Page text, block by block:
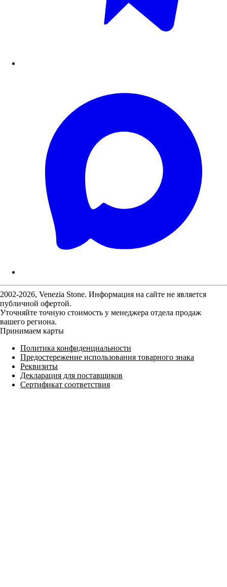
2002-2026, Venezia Stone. Информация на сайте не является
публичной офертой.
Уточняйте точную стоимость у менеджера отдела продаж
вашего региона.
Принимаем карты
Политика конфиденциальности
Предостережение использования товарного знака
Реквизиты
Декларация для поставщиков
Сертификат соответствия